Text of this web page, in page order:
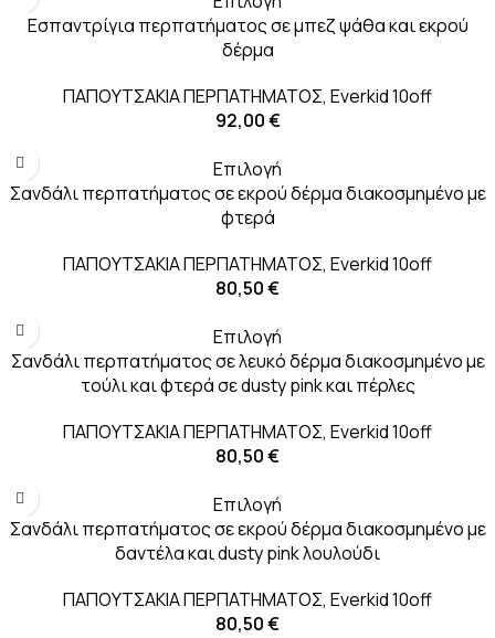
Εσπαντρίγια περπατήματος σε μπεζ ψάθα και εκρού
δέρμα
ΠΑΠΟΥΤΣΑΚΙΑ ΠΕΡΠΑΤΗΜΑΤΟΣ, Everkid 10off
92,00€
Επιλογή
Σανδάλι περπατήματος σε εκρού δέρμα διακοσμημένο με
φτερά
ΠΑΠΟΥΤΣΑΚΙΑ ΠΕΡΠΑΤΗΜΑΤΟΣ, Everkid 10off
80,50€
Επιλογή
Σανδάλι περπατήματος σε λευκό δέρμα διακοσμημένο με
τούλι και φτερά σε dusty pink και πέρλες
ΠΑΠΟΥΤΣΑΚΙΑ ΠΕΡΠΑΤΗΜΑΤΟΣ, Everkid 10off
80,50€
Επιλογή
Σανδάλι περπατήματος σε εκρού δέρμα διακοσμημένο με
δαντέλα και dusty pink λουλούδι
ΠΑΠΟΥΤΣΑΚΙΑ ΠΕΡΠΑΤΗΜΑΤΟΣ, Everkid 10off
80,50€